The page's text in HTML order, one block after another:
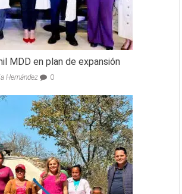
MDD en plan de expansión
Hernández 0